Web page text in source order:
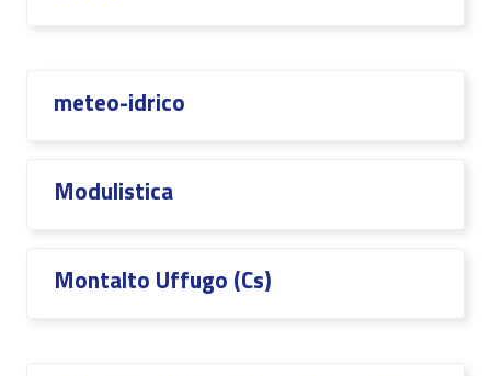
meteo-idrico
Modulistica
Montalto Uffugo (Cs)